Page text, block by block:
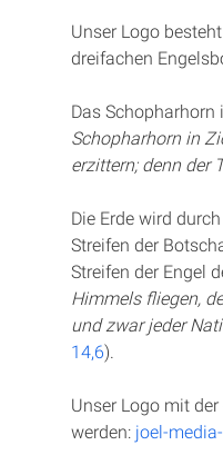
Unser Logo
dreifachen
Das
Schopharhorn in
erzittern; denn der
Die Erde wird
Streifen der
Streifen der Engel
Himmels fliegen,
und zwar jeder
14,6).
Unser Logo mit
werden: joel-